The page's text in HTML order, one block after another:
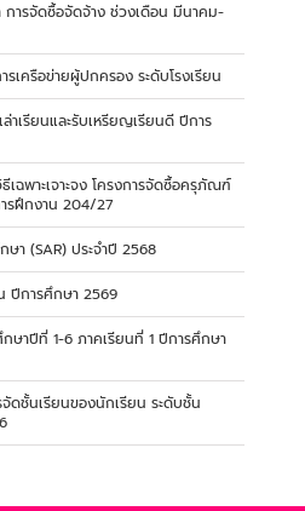
การจัดซื้อจัดจ้าง ช่วงเดือน มีนาคม-
เครือข่ายผู้ปกครอง ระดับโรงเรียน
าเรียนและรับเหรียญเรียนดี ปีการ
ฉพาะเจาะจง โครงการจัดซื้อครุภัณฑ์
รฝึกงาน 204/27
ษา (SAR) ประจำปี 2568
ปีการศึกษา 2569
ษาปีที่ 1-6 ภาคเรียนที่ 1 ปีการศึกษา
จัดชั้นเรียนของนักเรียน ระดับชั้น